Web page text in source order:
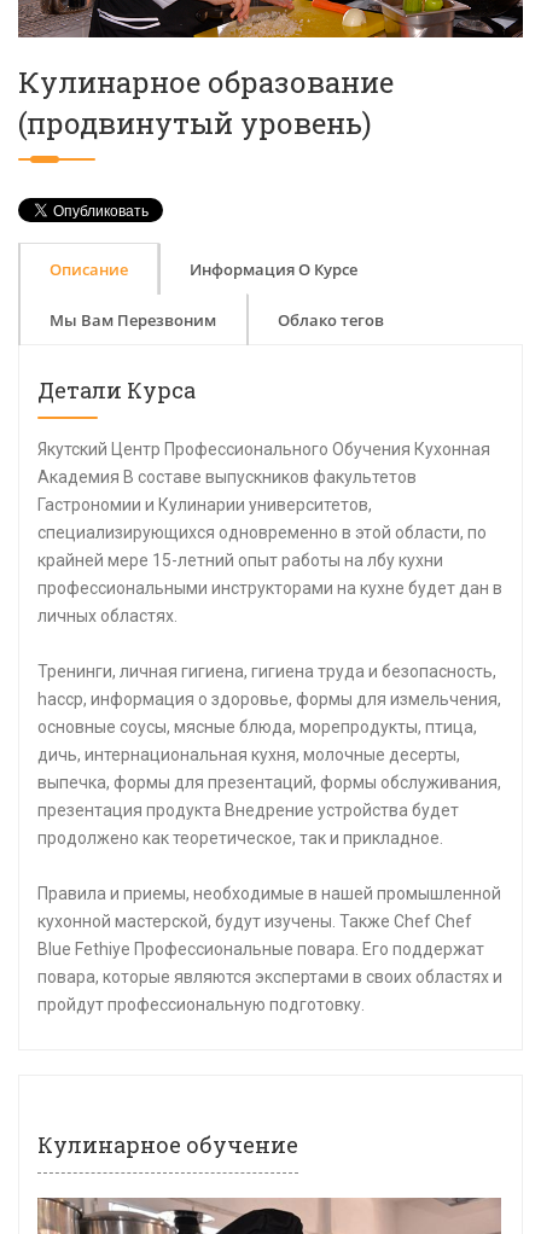
Кулинарное образование
(продвинутый уровень)
Описание Информация О Курсе
Мы Вам Перезвоним Облако тегов
Детали Курса
Якутский Центр Профессионального Обучения Кухонная
Академия В составе выпускников факультетов
Гастрономии и Кулинарии университетов,
специализирующихся одновременно в этой области, по
крайней мере 15-летний опыт работы на лбу кухни
профессиональными инструкторами на кухне будет дан в
личных областях.
Тренинги, личная гигиена, гигиена труда и безопасность,
haccp, информация о здоровье, формы для измельчения,
основные соусы, мясные блюда, морепродукты, птица,
дичь, интернациональная кухня, молочные десерты,
выпечка, формы для презентаций, формы обслуживания,
презентация продукта Внедрение устройства будет
продолжено как теоретическое, так и прикладное.
Правила и приемы, необходимые в нашей промышленной
кухонной мастерской, будут изучены. Также Chef Chef
Blue Fethiye Профессиональные повара. Его поддержат
повара, которые являются экспертами в своих областях и
пройдут профессиональную подготовку.
Кулинарное обучение